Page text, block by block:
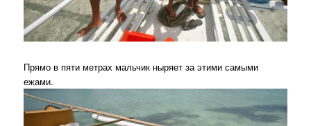
Прямо в пяти метрах мальчик ныряет за этими самыми
ежами.